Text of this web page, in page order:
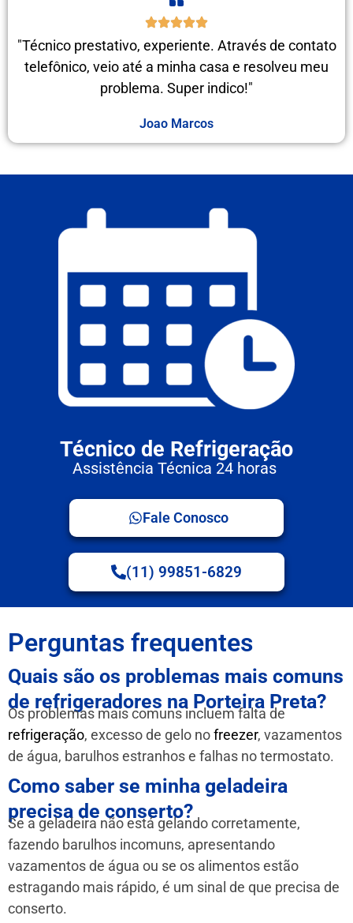
"Técnico prestativo, experiente. Através de contato
telefônico, veio até a minha casa e resolveu meu
problema. Super indico!"
Joao Marcos
Técnico de Refrigeração
Assistência Técnica 24 horas
Fale Conosco
(11) 99851-6829
Perguntas frequentes
Quais são os problemas mais comuns
de refrigeradores na Porteira Preta?
Os problemas mais comuns incluem falta de
refrigeração, excesso de gelo nofreezer, vazamentos
de água, barulhos estranhos e falhas no termostato.
Como saber se minha geladeira
precisa de conserto?
Se a geladeira não está gelando corretamente,
fazendo barulhos incomuns, apresentando
vazamentos de água ou se os alimentos estão
estragando mais rápido, é um sinal de que precisa de
conserto.